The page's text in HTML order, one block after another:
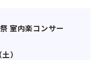
室内楽コンサー
）